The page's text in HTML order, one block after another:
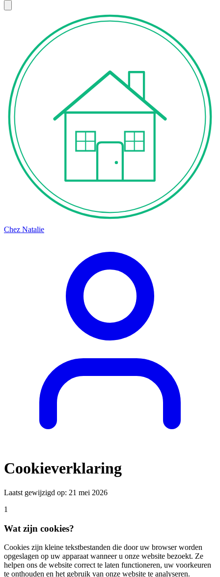
Chez Natalie
Cookieverklaring
Laatst gewijzigd op: 21 mei 2026
1
Wat zijn cookies?
Cookies zijn kleine tekstbestanden die door uw browser worden
opgeslagen op uw apparaat wanneer u onze website bezoekt. Ze
helpen ons de website correct te laten functioneren, uw voorkeuren
te onthouden en het gebruik van onze website te analyseren.